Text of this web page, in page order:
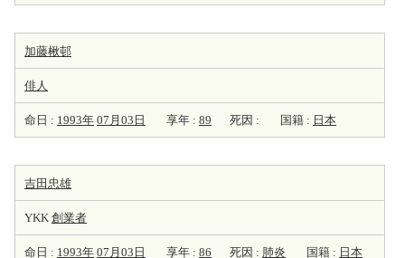
加藤楸邨
俳人
命日 : 1993年 07月03日 享年 : 89 死因 : 国籍 : 日本
吉田忠雄
YKK 創業者
命日 : 1993年 07月03日 享年 : 86 死因 : 肺炎 国籍 : 日本